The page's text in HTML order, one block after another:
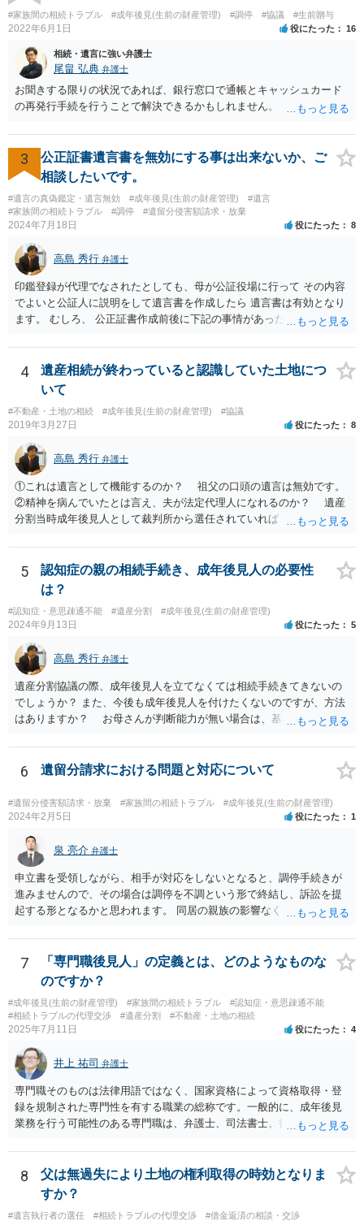
#家族間の相続トラブル #成年後見(生前の財産管理) #調停 #協議 #生前贈与
2022年6月1日 役にたった 16
相続・遺言に強い弁護士
尾畠 弘典 弁護士
お聞きする限りの状況であれば、銀行窓口で通帳とキャッシュカード
の再発行手続を行うことで解決できるかもしれません。
3
公正証書遺言書を無効にする事は出来ないか、ご
相談したいです。
#遺言の真偽鑑定・遺言無効 #成年後見(生前の財産管理)
#遺言
#家族間の相続トラブル
#調停 #遺留分侵害額請求・放棄
2024年7月18日 役にたった 8
高島 秀行 弁護士
印鑑登録が代理でなされたとしても、母が公証役場に行って その内容
でよいと公証人に説明をして遺言書を作成したら 遺言書は有効となり
ます。 むしろ、 公正証書作成前後に下記の事情があったことが証明で
月に携帯が新しくなった母からの第一声は「ここにいたら殺される」
「面会に来てくれ」で、長男に聞くと「面会は出来ない。俺は携帯電
話の使い方を教える為に会っている」「母の話は聞かなくて良い」と
電話が切れました。その後の電話でも「食事に毒が入っている」「体
にチップが埋められている」等、おかしかったです。 当時の診療記
録、介護認定の資料、介護記録を取得して 弁護士に面談で相談された
方がよいと思います。
4
遺産相続が終わっていると認識していた土地につ
いて
#不動産・土地の相続 #成年後見(生前の財産管理) #協議
2019年3月27日 役にたった 8
高島 秀行 弁護士
①これは遺言として機能するのか？ 祖父の口頭の遺言は無効です。
②精神を病んでいたとは言え、夫が法定代理人になれるのか？ 遺産
分割当時成年後見人として裁判所から選任されていれば 法定代理人
か？ 返せという主張は、取り消し又は無効を認める主張になるので
そのような主張はこちらからしない方がよいと思います。 ④財産分
与が終わったと認識しているのに今更土地の相続をやり直せるのか？
２０００年４月ということだと１９年前の話です。 その当時、成
年後見人に選任されていたのかわかりませんが 成年後見人が選任さ
れていなければ 遺産分割協議は有効の可能性があります。 無効で
も時効取得あるいは消滅時効にかかっている 可能性があります。
弁護士に詳しい事情を説明して面談で相談した方がよいと思いま
す。
5
認知症の親の相続手続き、成年後見人の必要性
は？
#認知症・意思疎通不能 #遺産分割 #成年後見(生前の財産管理)
2024年9月13日 役にたった 5
高島 秀行 弁護士
遺産分割協議の際、成年後見人を立てなくては相続手続きてきないの
でしょうか？ また、今後も成年後見人を付けたくないのですが、方法
はありますか？ お母さんが判断能力が無い場合は、基本的に成年後
立て、お母さんに特別代理人をつけるという方法も考えられますが、
遺産分割だけでなく、その後の取得した遺産の管理もありますので
遺産分割審判や遺産分割調停を申し立て、お母さんに特別代理人をつ
けるということでは解決できなさそうなので 後見人をつけるよう求め
られると思います。 弁護士に面談で相談された方がよいと思いま
6 遺留分請求における問題と対応について
#遺留分侵害額請求・放棄 #家族間の相続トラブル #成年後見(生前の財産管理)
2024年2月5日 役にたった 1
泉 亮介 弁護士
申立書を受領しながら、相手が対応をしないとなると、調停手続きが
進みませんので、その場合は調停を不調という形で終結し、訴訟を提
起する形となるかと思われます。 同居の親族の影響なく、というのは
め、後からひっくり返すということは難しくなってくるかと思われま
す。 公開相談の場でのご相談については、どうしても限界が出てしま
うため、一度個別にご相談をされることをお勧めいたします。
7
「専門職後見人」の定義とは、どのようなものな
のですか？
#成年後見(生前の財産管理) #家族間の相続トラブル
#認知症・意思疎通不能
#相続トラブルの代理交渉
#遺産分割 #不動産・土地の相続
2025年7月11日 役にたった 4
井上 祐司 弁護士
専門職そのものは法律用語ではなく、国家資格によって資格取得・登
録を規制された専門性を有する職業の総称です。一般的に、成年後見
業務を行う可能性のある専門職は、弁護士、司法書士、行政書士、税
士はほぼ無条件で成年後見人に選任されるわけではなく、基幹研修を
受講して継続研修を受講し続ける必要がありますが、家庭裁判所から
選任された場合には専門職後見人と呼ぶことになるでしょう。
8
父は無過失により土地の権利取得の時効となりま
すか？
#遺言執行者の選任 #相続トラブルの代理交渉
#借金返済の相談・交渉